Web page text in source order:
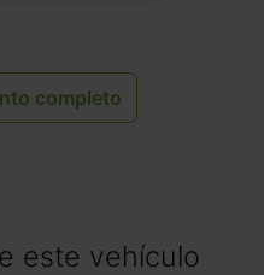
completo
este vehículo